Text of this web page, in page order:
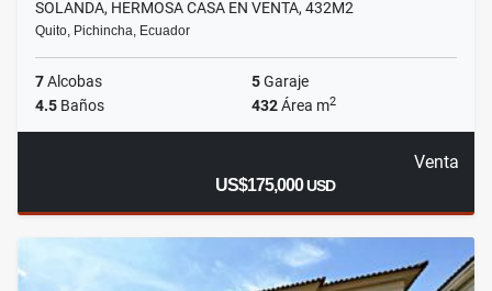
SOLANDA, HERMOSA CASA EN VENTA, 432M2
Quito, Pichincha, Ecuador
7Alcobas 5Garaje
4.5 Baños 432Área m2
Venta
US$175,000USD